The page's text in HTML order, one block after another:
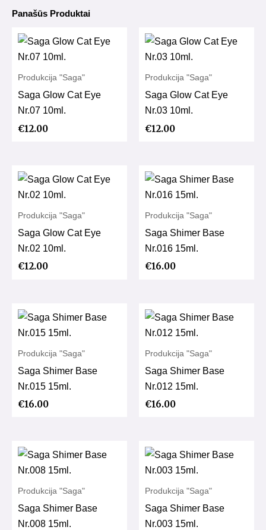
Panašūs Produktai
Produkcija "Saga"
Saga Glow Cat Eye
Nr.07 10ml.
€12.00
Produkcija "Saga"
Saga Glow Cat Eye
Nr.03 10ml.
€12.00
Produkcija "Saga"
Saga Glow Cat Eye
Nr.02 10ml.
€12.00
Produkcija "Saga"
Saga Shimer Base
Nr.016 15ml.
€16.00
Produkcija "Saga"
Saga Shimer Base
Nr.015 15ml.
€16.00
Produkcija "Saga"
Saga Shimer Base
Nr.012 15ml.
€16.00
Produkcija "Saga"
Saga Shimer Base
Nr.008 15ml.
Produkcija "Saga"
Saga Shimer Base
Nr.003 15ml.